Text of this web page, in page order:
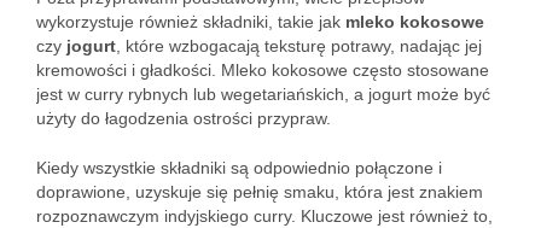
wykorzystuje również składniki, takie jak mleko kokosowe
czy jogurt , które wzbogacają teksturę potrawy, nadając jej
kremowości i gładkości. Mleko kokosowe często stosowane
jest w curry rybnych lub wegetariańskich, a jogurt może być
użyty do łagodzenia ostrości przypraw.
Kiedy wszystkie składniki są odpowiednio połączone i
doprawione, uzyskuje się pełnię smaku, która jest znakiem
rozpoznawczym indyjskiego curry. Kluczowe jest również to,